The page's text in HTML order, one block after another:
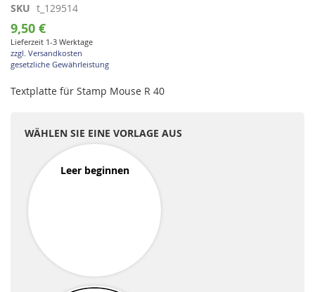
Zum
Anfang
der
Bildgalerie
springen
SKU t_129514
9,50 €
Lieferzeit 1-3 Werktage
zzgl. Versandkosten
gesetzliche Gewährleistung
Textplatte für Stamp Mouse R 40
WÄHLEN SIE EINE VORLAGE AUS
Leer beginnen